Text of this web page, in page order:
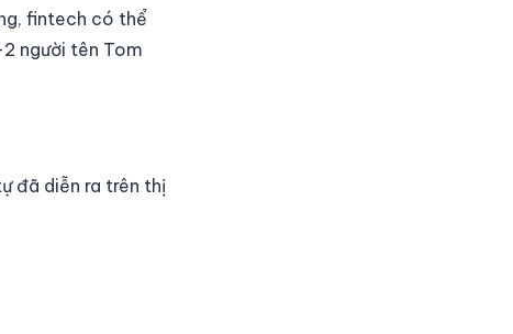
fintech có thể
người tên Tom
đã diễn ra trên thị